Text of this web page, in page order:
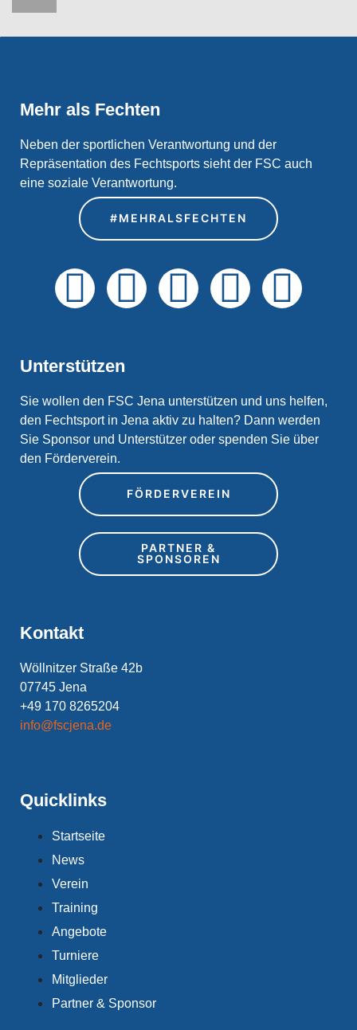
Mehr als Fechten
Neben der sportlichen Verantwortung und der
Repräsentation des Fechtsports sieht der FSC auch
eine soziale Verantwortung.
#MEHRALSFECHTEN
Unterstützen
Sie wollen den FSC Jena unterstützen und uns helfen,
den Fechtsport in Jena aktiv zu halten? Dann werden
Sie Sponsor und Unterstützer oder spenden Sie über
den Förderverein.
FÖRDERVEREIN
PARTNER &
SPONSOREN
Kontakt
Wöllnitzer Straße 42b
07745 Jena
+49 170 8265204
info@fscjena.de
Quicklinks
Startseite
News
Verein
Training
Angebote
Turniere
Mitglieder
Partner & Sponsor